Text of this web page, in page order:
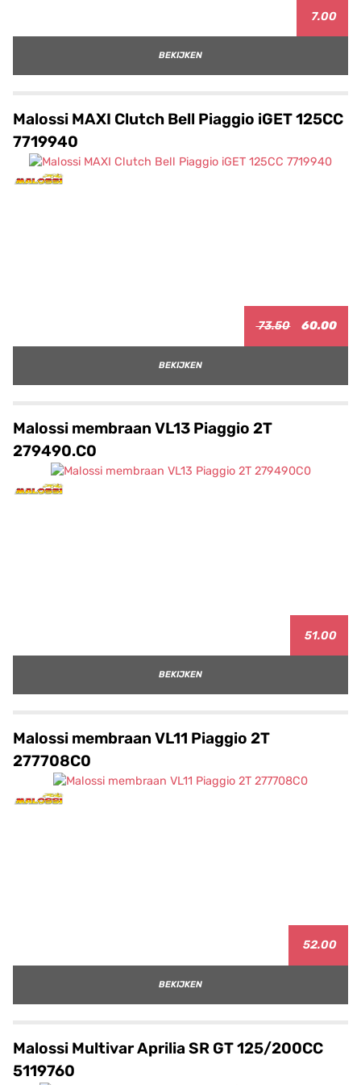
7.00
BEKIJKEN
Malossi MAXI Clutch Bell Piaggio iGET 125CC
7719940
73.50 60.00
BEKIJKEN
Malossi membraan VL13 Piaggio 2T
279490.C0
51.00
BEKIJKEN
Malossi membraan VL11 Piaggio 2T
277708C0
52.00
BEKIJKEN
Malossi Multivar Aprilia SR GT 125/200CC
5119760